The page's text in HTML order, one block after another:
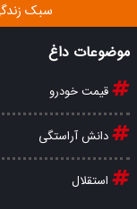
سبک
موضوعات داغ
قیمت خودرو
دانش آراستگی
استقلال